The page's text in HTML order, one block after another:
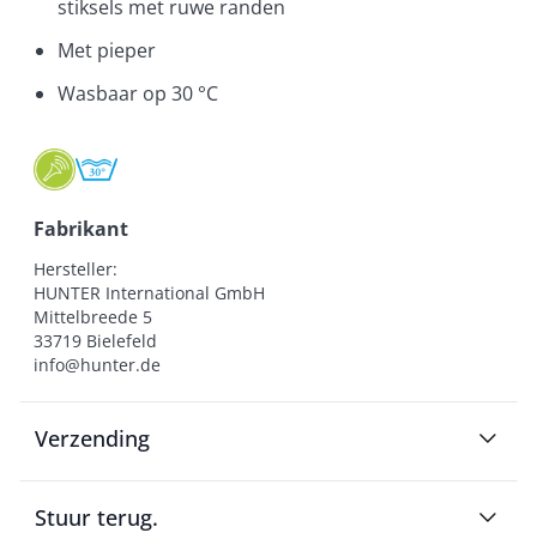
stiksels met ruwe randen
Met pieper
Wasbaar op 30 °C
Fabrikant
Hersteller:
HUNTER International GmbH
Mittelbreede 5
33719 Bielefeld
info@hunter.de
Verzending
Stuur terug.